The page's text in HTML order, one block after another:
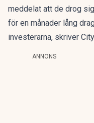
meddelat att de drog
för en månader lång
investerarna, skriver
ANNONS